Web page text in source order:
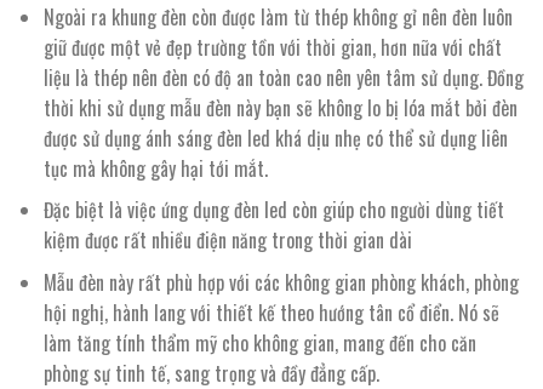
Ngoài ra khung đèn còn được làm từ thép không gỉ nên đèn luôn
giữ được một vẻ đẹp trường tồn với thời gian, hơn nữa với chất
liệu là thép nên đèn có độ an toàn cao nên yên tâm sử dụng. Đồng
thời khi sử dụng mẫu đèn này bạn sẽ không lo bị lóa mắt bởi đèn
được sử dụng ánh sáng đèn led khá dịu nhẹ có thể sử dụng liên
tục mà không gây hại tới mắt.
Đặc biệt là việc ứng dụng đèn led còn giúp cho người dùng tiết
kiệm được rất nhiều điện năng trong thời gian dài
Mẫu đèn này rất phù hợp với các không gian phòng khách, phòng
hội nghị, hành lang với thiết kế theo hướng tân cổ điển. Nó sẽ
làm tăng tính thẩm mỹ cho không gian, mang đến cho căn
phòng sự tinh tế, sang trọng và đầy đẳng cấp.